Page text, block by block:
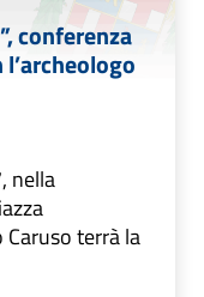
conferenza
l’archeologo
nella
terrà la